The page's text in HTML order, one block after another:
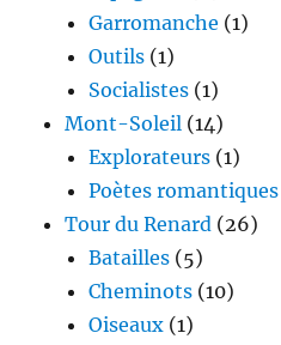
Garromanche (1)
Outils (1)
Socialistes (1)
Mont-Soleil (14)
Explorateurs (1)
Poètes romantiques
Tour du Renard (26)
Batailles (5)
Cheminots (10)
Oiseaux (1)